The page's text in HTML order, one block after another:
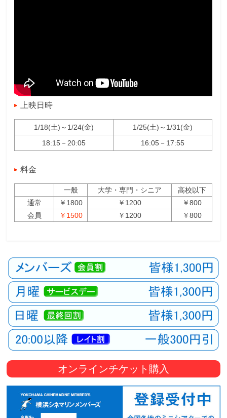
上映日時
1/18(土)～1/24(金)
1/25(土)～1/31(金)
18:15－20:05
16:05－17:55
料金
一般 大学・専門・シニア
高校以下
通常
￥1800 ￥1200
￥800
会員
￥1500 ￥1200 ￥800
オンラインチケット購入